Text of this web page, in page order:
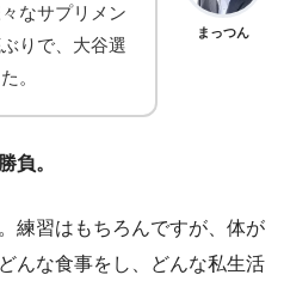
まっつん
なサプリメン
りで、大谷選
。
負。
練習はもちろんですが、体が
んな食事をし、どんな私生活